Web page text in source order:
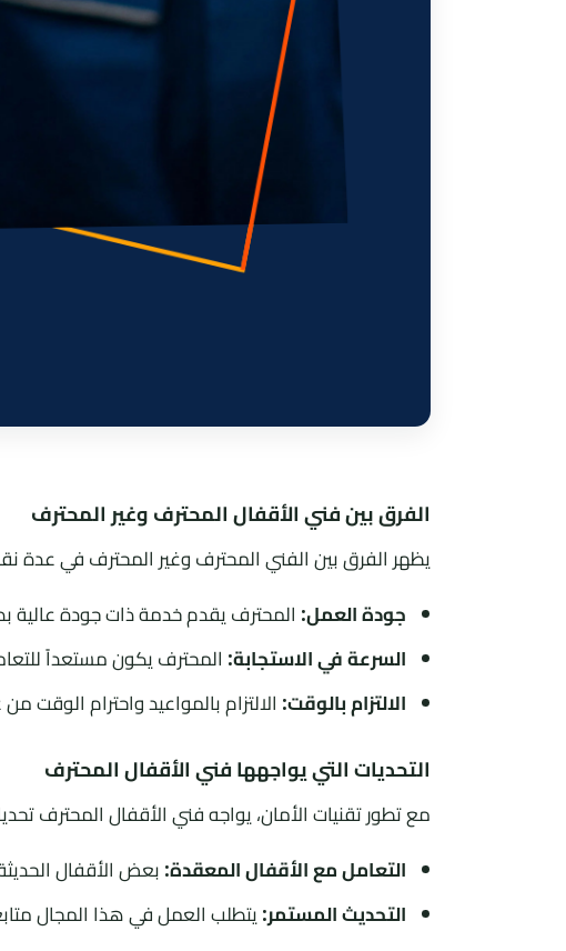
الفرق بين فني الأقفال المحترف وغير المحترف
يظهر الفرق بين الفني المحترف وغير المحترف في عدة
جودة العمل: المحترف يقدم خدمة ذات جودة عالية
السرعة في الاستجابة: المحترف يكون مستعداً
الالتزام بالوقت: الالتزام بالمواعيد واحترام الوقت
التحديات التي يواجهها فني الأقفال المحترف
مع تطور تقنيات الأمان، يواجه فني الأقفال المحترف
التعامل مع الأقفال المعقدة:بعض الأقفال
التحديث المستمر:يتطلب العمل في هذا المجال